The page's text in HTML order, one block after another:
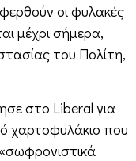
οι φυλακές
μέχρι σήμερα,
του Πολίτη,
στο Liberal για
χαρτοφυλάκιο που
«σωφρονιστικά